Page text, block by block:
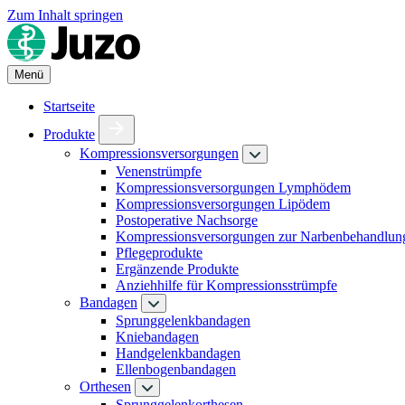
Zum Inhalt springen
Menü
Startseite
Produkte
Kompressionsversorgungen
Venenstrümpfe
Kompressionsversorgungen Lymphödem
Kompressionsversorgungen Lipödem
Postoperative Nachsorge
Kompressionsversorgungen zur
Pflegeprodukte
Ergänzende Produkte
Anziehhilfe für Kompressionsstrümpfe
Bandagen
Sprunggelenkbandagen
Kniebandagen
Handgelenkbandagen
Ellenbogenbandagen
Orthesen